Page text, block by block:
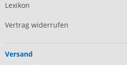
Lexikon
Vertrag widerrufen
Versand